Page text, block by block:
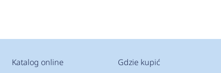
Katalog online Gdzie kupić